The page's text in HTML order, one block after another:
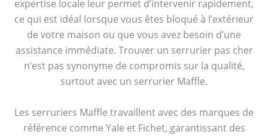
expertise locale leur permet d’intervenir rapidement,
ce qui est idéal lorsque vous êtes bloqué à l’extérieur
de votre maison ou que vous avez besoin d’une
assistance immédiate. Trouver un serrurier pas cher
n’est pas synonyme de compromis sur la qualité,
surtout avec un serrurier Maffle.
Les serruriers Maffle travaillent avec des marques de
référence comme Yale et Fichet, garantissant des